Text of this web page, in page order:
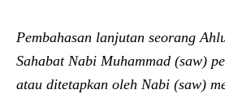
Pembahasan lanjutan seorang
Sahabat Nabi Muhammad (saw)
atau ditetapkan oleh Nabi (saw)